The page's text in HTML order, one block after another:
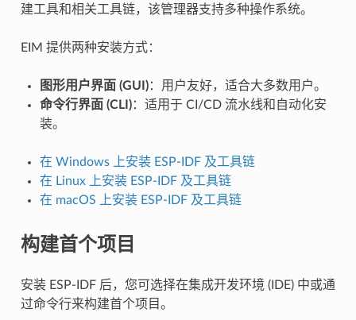
建工具和相关工具链，该管理器支持多种操作系统。
EIM 提供两种安装方式：
图形用户界面 (GUI)：用户友好，适合大多数用户。
命令行界面 (CLI)：适用于 CI/CD 流水线和自动化安
装。
在 Windows 上安装 ESP-IDF 及工具链
在 Linux 上安装 ESP-IDF 及工具链
在 macOS 上安装 ESP-IDF 及工具链
构建首个项目
安装 ESP-IDF 后，您可选择在集成开发环境 (IDE) 中或通
过命令行来构建首个项目。